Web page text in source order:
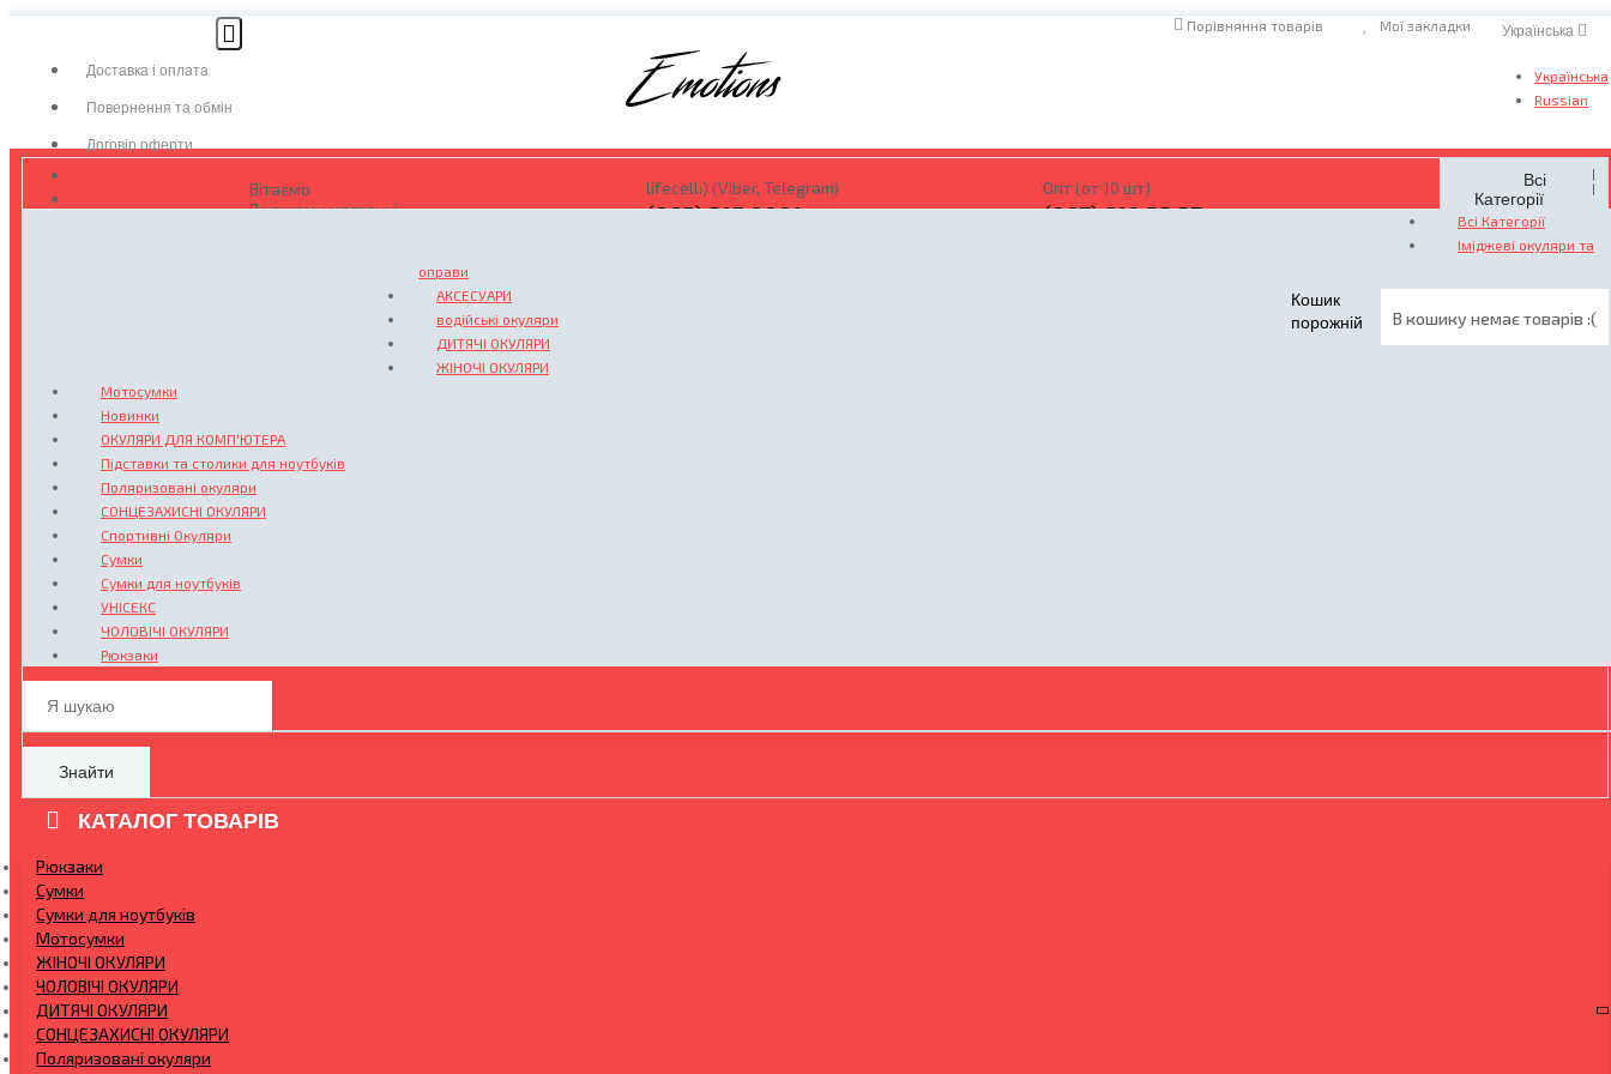
Доставка і оплата
Повернення та обмін
Договір оферти
Українська
Українська
Russian
Мої закладки
Порівняння товарів
Вітаємо
В нашому магазині
lifecell:) (Viber, Telegram)
(063) 315 0001
Опт (от 10 шт)
(067) 810 23 37
Кошик
порожній
В кошику немає товарів :(
Всі
Категорії
Всі Категорії
Іміджеві окуляри та
оправи
АКСЕСУАРИ
водійські окуляри
ДИТЯЧІ ОКУЛЯРИ
ЖІНОЧІ ОКУЛЯРИ
Мотосумки
Новинки
ОКУЛЯРИ ДЛЯ КОМП'ЮТЕРА
Підставки та столики для ноутбуків
Поляризовані окуляри
СОНЦЕЗАХИСНІ ОКУЛЯРИ
Спортивні Окуляри
Сумки
Сумки для ноутбуків
УНІСЕКС
ЧОЛОВІЧІ ОКУЛЯРИ
Рюкзаки
Знайти
КАТАЛОГ ТОВАРІВ
Рюкзаки
Сумки
Сумки для ноутбуків
Мотосумки
ЖІНОЧІ ОКУЛЯРИ
ЧОЛОВІЧІ ОКУЛЯРИ
ДИТЯЧІ ОКУЛЯРИ
СОНЦЕЗАХИСНІ ОКУЛЯРИ
Поляризовані окуляри